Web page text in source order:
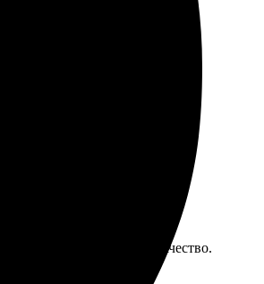
о готовности. Качество на
цены и высокое качество.
моменты!